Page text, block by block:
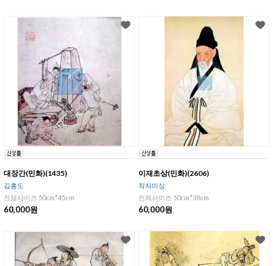
대장간(민화)(1435)
김홍도
전체사이즈 50cm*45cm
60,000원
이재초상(민화)(2606)
작자미상
전체사이즈 50cm*38cm
60,000원